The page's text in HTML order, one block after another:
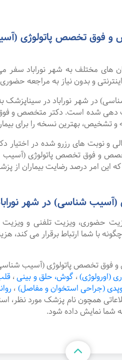
های مختلف به شهر نوراباد
و بدون نیاز به مراجعه
شهر نوراباد در سیناپزشک به
دهی شده است. دکتر متخصص و
تشخیص، بهترین نسخه را برای
نوبت های رزرو شده در اختیار
و فوق تخصص پاتولوژی (آسیب
این امر درصد رضایت بیماران از
شناسی) در شهر
حضوری، ویزیت تلفنی و
شما ارتباط برقرار می کند،
تخصص پاتولوژی (آسیب شناسی)
(اورولوژی)، گوش، حلق و بینی،
(جراحی استخوان و مفاصل) ،
همچون نام پزشک مورد
شما نمایش داده شود.